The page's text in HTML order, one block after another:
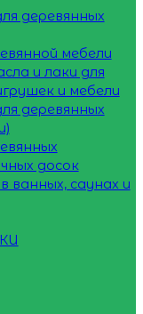
деревянных
мебели
и лаки для
и мебели
деревянных
досок
ванных, саунах и